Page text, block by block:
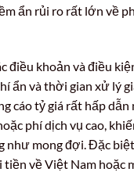
ẩn rủi ro rất lớn về
điều khoản và điều
ẩn và thời gian xử lý
cáo tỷ giá rất hấp
phí dịch vụ cao,
như mong đợi. Đặc
tiền về Việt Nam hoặc